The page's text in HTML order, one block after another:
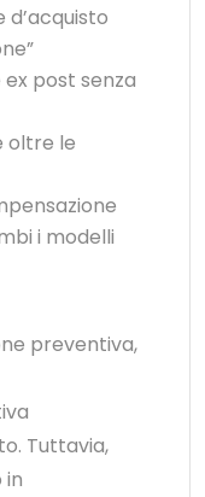
d’acquisto
post senza
oltre le
i modelli
preventiva,
Tuttavia,
in